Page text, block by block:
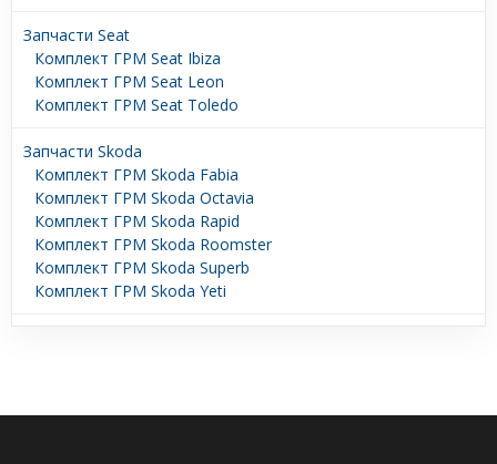
Запчасти Seat
Комплект ГРМ Seat Ibiza
Комплект ГРМ Seat Leon
Комплект ГРМ Seat Toledo
Запчасти Skoda
Комплект ГРМ Skoda Fabia
Комплект ГРМ Skoda Octavia
Комплект ГРМ Skoda Rapid
Комплект ГРМ Skoda Roomster
Комплект ГРМ Skoda Superb
Комплект ГРМ Skoda Yeti